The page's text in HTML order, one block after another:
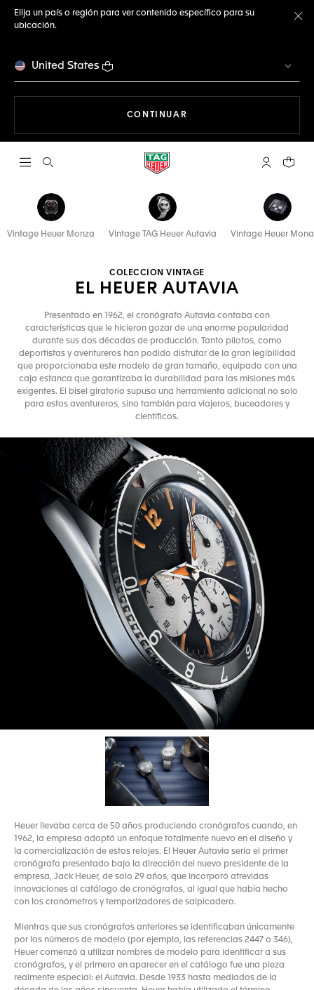
Elija un país o región para ver contenido específico para su
ubicación.
United States
CONTINUAR
Abrir el menú de búsqueda Cuenta Mi
Su
Vintage Heuer Monza Vintage TAG Heuer Autavia Vintage Heuer
COLECCION VINTAGE
EL HEUER AUTAVIA
Presentado en 1962, el cronógrafo Autavia contaba con
características que le hicieron gozar de una enorme popularidad
durante sus dos décadas de producción. Tanto pilotos, como
deportistas y aventureros han podido disfrutar de la gran legibilidad
que proporcionaba este modelo de gran tamaño, equipado con una
caja estanca que garantizaba la durabilidad para las misiones más
exigentes. El bisel giratorio supuso una herramienta adicional no solo
para estos aventureros, sino también para viajeros, buceadores y
científicos.
Heuer llevaba cerca de 50 años produciendo cronógrafos cuando, en
1962, la empresa adoptó un enfoque totalmente nuevo en el diseño y
la comercialización de estos relojes. El Heuer Autavia sería el primer
cronógrafo presentado bajo la dirección del nuevo presidente de la
empresa, Jack Heuer, de solo 29 años, que incorporó atrevidas
innovaciones al catálogo de cronógrafos, al igual que había hecho
con los cronómetros y temporizadores de salpicadero.
Mientras que sus cronógrafos anteriores se identificaban únicamente
por los números de modelo (por ejemplo, las referencias 2447 o 346),
Heuer comenzó a utilizar nombres de modelo para identificar a sus
cronógrafos, y el primero en aparecer en el catálogo fue una pieza
realmente especial: el Autavia. Desde 1933 hasta mediados de la